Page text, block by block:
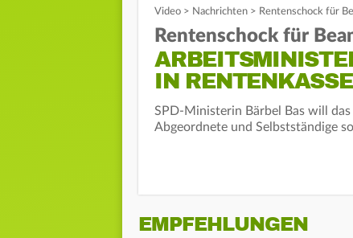
Video > Nachrichten > Rentenschock für
Rentenschock für
IN RENTENKASSE
SPD-Ministerin Bärbel Bas will
Abgeordnete und Selbstständige
EMPFEHLUNGEN